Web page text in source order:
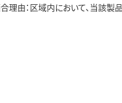
理由：区域内において、当該